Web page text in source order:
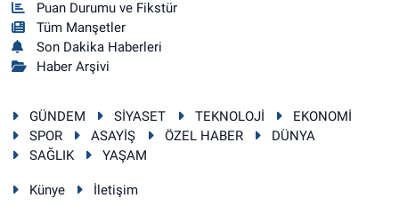
Puan Durumu ve Fikstür
Tüm Manşetler
Son Dakika Haberleri
Haber Arşivi
GÜNDEM SİYASET TEKNOLOJİ
EKONOMİ
SPOR
ASAYİŞ ÖZEL HABER
DÜNYA
SAĞLIK
YAŞAM
Künye İletişim